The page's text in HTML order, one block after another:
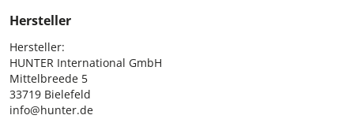
Hersteller
Hersteller:
HUNTER International GmbH
Mittelbreede 5
33719 Bielefeld
info@hunter.de